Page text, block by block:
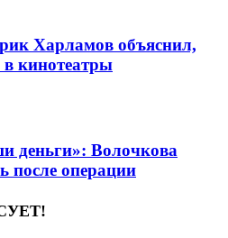
Харламов объяснил,
кинотеатры
деньги»: Волочкова
после операции